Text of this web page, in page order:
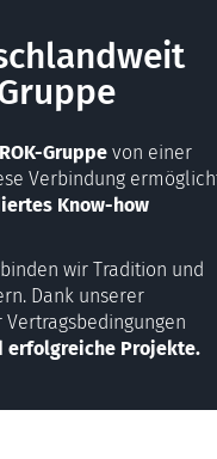
Gruppe von einer
Verbindung
Know-how
wir Tradition und
Dank unserer
erfolgreiche Projekte.